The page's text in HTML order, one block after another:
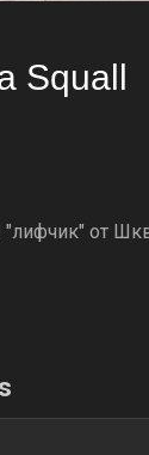
Squall
"лифчик" от